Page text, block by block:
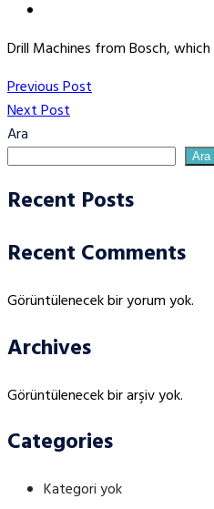
Drill Machines from Bosch,
Yazı
gezinmesi
Previous
Post
Previous Post
Next
Post
Next Post
Ara
Ara
Recent Posts
Recent Comments
Görüntülenecek bir yorum yok.
Archives
Görüntülenecek bir arşiv yok.
Categories
Kategori yok